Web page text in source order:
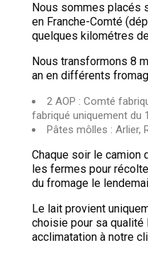
Nous sommes placés
en Franche-Comté
quelques kilométres
Nous transformons 8
an en différents
2 AOP : Comté
fabriqué uniquement du
Pâtes môlles : Arlier,
Chaque soir le camion
les fermes pour
du fromage le
Le lait provient
choisie pour sa qualité
acclimatation à notre